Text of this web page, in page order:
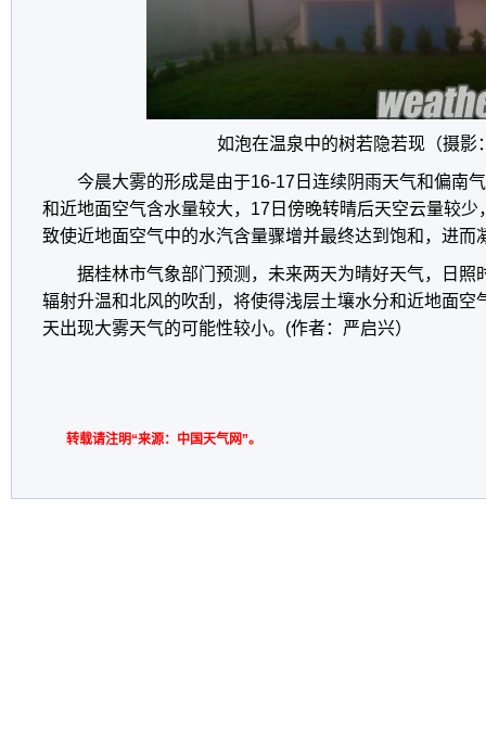
如泡在温泉中的树若隐若现（摄影
今晨大雾的形成是由于16-17日连续阴雨天气和偏南
和近地面空气含水量较大，17日傍晚转晴后天空云量较
致使近地面空气中的水汽含量骤增并最终达到饱和，进而
据桂林市气象部门预测，未来两天为晴好天气，日照
辐射升温和北风的吹刮，将使得浅层土壤水分和近地面空
天出现大雾天气的可能性较小。(作者：严启兴）
转载请注明“来源：中国天气网”。